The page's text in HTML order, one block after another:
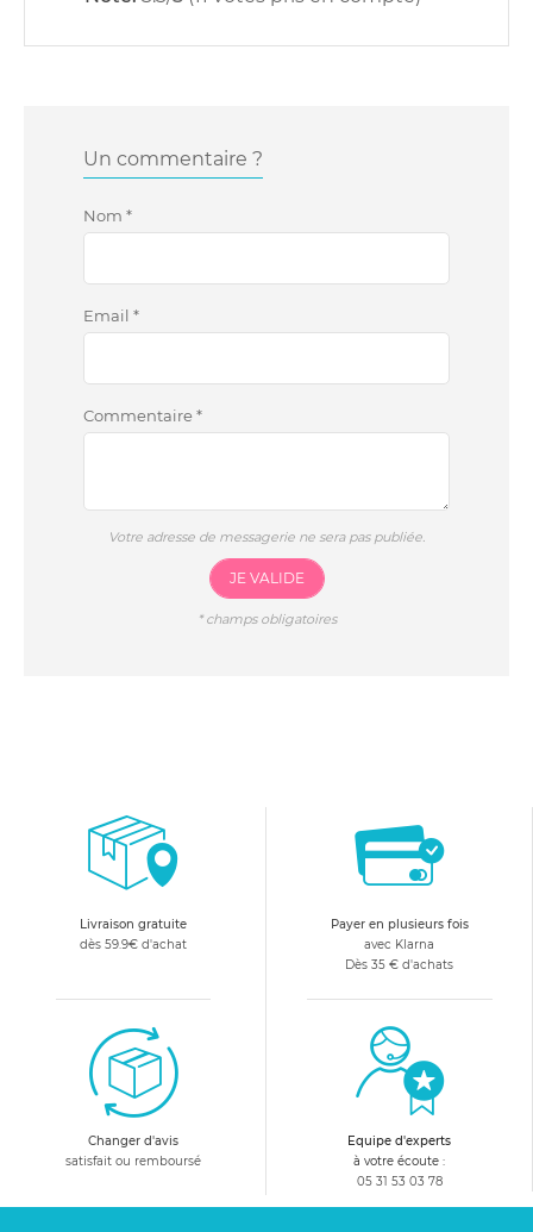
Un commentaire ?
Nom *
Email *
Commentaire*
Votre adresse de messagerie ne sera pas publiée.
JE VALIDE
*champs obligatoires
Livraison gratuite
dès 59.9€ d'achat
Payer en plusieurs fois
avec Klarna
Dès 35 € d'achats
Changer d'avis
satisfait ou remboursé
Equipe d'experts
à votre écoute :
05 31 53 03 78